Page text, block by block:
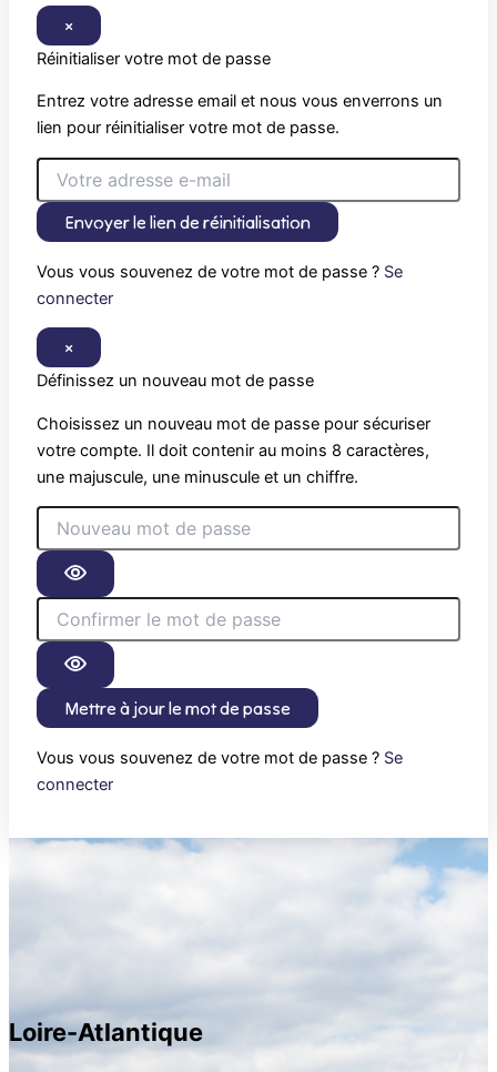
×
Réinitialiser votre mot de passe
Entrez votre adresse email et nous vous enverrons un
lien pour réinitialiser votre mot de passe.
Envoyer le lien de réinitialisation
Vous vous souvenez de votre mot de passe ? Se
connecter
×
Définissez un nouveau mot de passe
Choisissez un nouveau mot de passe pour sécuriser
votre compte. Il doit contenir au moins 8 caractères,
une majuscule, une minuscule et un chiffre.
Mettre à jour le mot de passe
Vous vous souvenez de votre mot de passe ? Se
connecter
Loire-Atlantique